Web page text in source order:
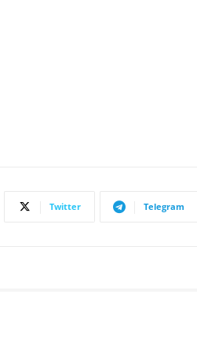
Twitter Telegram